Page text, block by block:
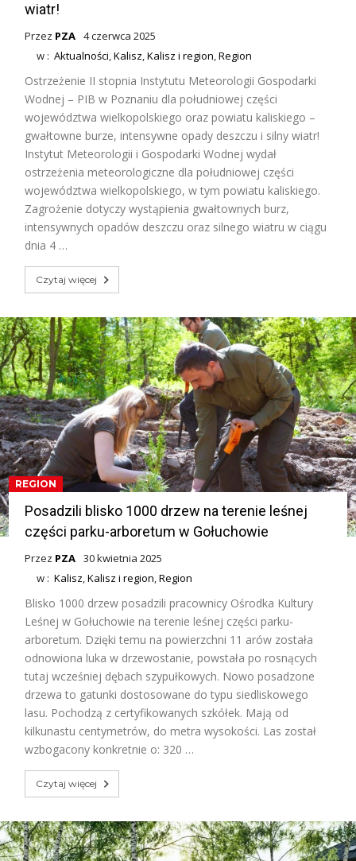
wiatr!
Przez PZA 4 czerwca 2025
w :Aktualności,Kalisz,Kalisz i region,Region
Ostrzeżenie II stopnia Instytutu Meteorologii Gospodarki
Wodnej – PIB w Poznaniu dla południowej części
województwa wielkopolskiego oraz powiatu kaliskiego –
gwałtowne burze, intensywne opady deszczu i silny wiatr!
Instytut Meteorologii i Gospodarki Wodnej wydał
ostrzeżenia meteorologiczne dla południowej części
województwa wielkopolskiego, w tym powiatu kaliskiego.
Zagrożenie dotyczy wystąpienia gwałtownych burz,
intensywnych opadów deszczu oraz silnego wiatru w ciągu
dnia 4 …
Czytaj więcej
REGION
Posadzili blisko 1000 drzew na terenie leśnej
części parku-arboretum w Gołuchowie
Przez PZA 30 kwietnia 2025
w :Kalisz,Kalisz i region,Region
Blisko 1000 drzew posadzili pracownicy Ośrodka Kultury
Leśnej w Gołuchowie na terenie leśnej części parku-
arboretum. Dzięki temu na powierzchni 11 arów została
odnowiona luka w drzewostanie, powstała po rosnących
tutaj wcześniej dębach szypułkowych. Nowo posadzone
drzewa to gatunki dostosowane do typu siedliskowego
lasu. Pochodzą z certyfikowanych szkółek. Mają od
kilkunastu centymetrów, do metra wysokości. Las został
wzbogacony konkretnie o: 320 …
Czytaj więcej